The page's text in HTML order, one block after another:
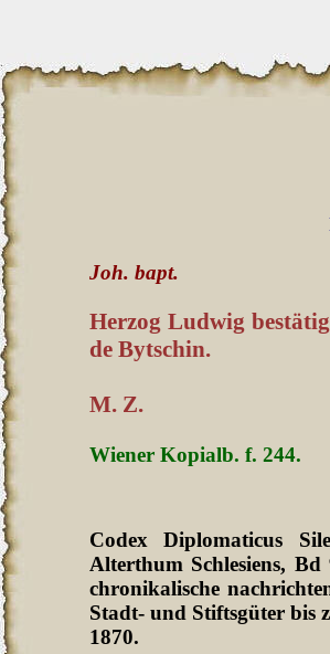
Joh. bapt.
Herzog Ludwig
de Bytschin.
M. Z.
Wiener Kopialb. f. 244.
Codex Diplomaticus
Alterthum Schlesiens,
chronikalische
Stadt- und Stiftsgüter bis
1870.